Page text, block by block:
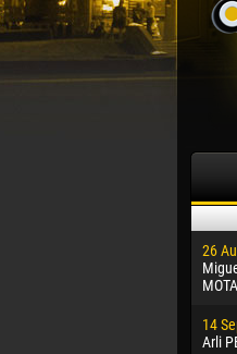
26
MOTA
14
Arli